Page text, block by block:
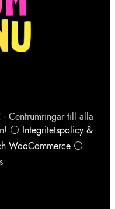
- Centrumringar till alla
⚪ Integritetspolicy &
WooCommerce ⚪